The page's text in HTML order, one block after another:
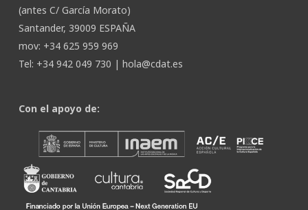
(antes C/ García Morato)
Santander, 39009 ESPAÑA
mov: +34 625 959 969
Tel: +34 942 049 730 | hola@cdat.es
Con el apoyo de: